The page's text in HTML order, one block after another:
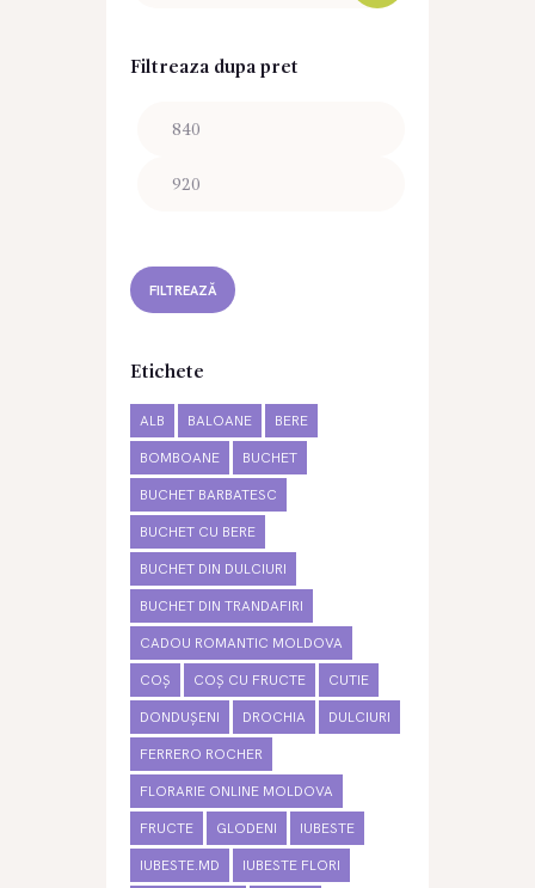
Filtreaza dupa pret
minim
FILTREAZĂ
Etichete
ALB BALOANE BERE
BOMBOANE BUCHET
BUCHET BARBATESC
BUCHET CU BERE
BUCHET DIN DULCIURI
BUCHET DIN TRANDAFIRI
CADOU ROMANTIC MOLDOVA
COȘ COȘ CU FRUCTE CUTIE
DONDUȘENI DROCHIA DULCIURI
FERRERO ROCHER
FLORARIE ONLINE MOLDOVA
FRUCTE GLODENI IUBESTE
IUBESTE.MD IUBESTE FLORI